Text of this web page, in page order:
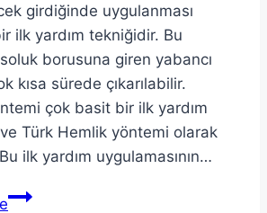
girdiğinde uygulanması
ilk yardım tekniğidir. Bu
borusuna giren yabancı
kısa sürede çıkarılabilir.
çok basit bir ilk yardım
Türk Hemlik yöntemi olarak
ilk yardım uygulamasının…
Hemlik